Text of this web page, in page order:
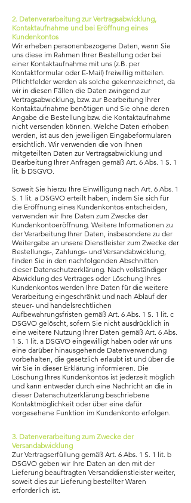
2. Datenverarbeitung zur Vertragsabwicklung,
Kontaktaufnahme und bei Eröffnung eines
Kundenkontos
Wir erheben personenbezogene Daten, wenn Sie
uns diese im Rahmen Ihrer Bestellung oder bei
einer Kontaktaufnahme mit uns (z.B. per
Kontaktformular oder E-Mail) freiwillig mitteilen.
Pflichtfelder werden als solche gekennzeichnet, da
wir in diesen Fällen die Daten zwingend zur
Vertragsabwicklung, bzw. zur Bearbeitung Ihrer
Kontaktaufnahme benötigen und Sie ohne deren
Angabe die Bestellung bzw. die Kontaktaufnahme
nicht versenden können. Welche Daten erhoben
werden, ist aus den jeweiligen Eingabeformularen
ersichtlich. Wir verwenden die von Ihnen
mitgeteilten Daten zur Vertragsabwicklung und
Bearbeitung Ihrer Anfragen gemäß Art. 6 Abs. 1 S. 1
lit. b DSGVO.
Soweit Sie hierzu Ihre Einwilligung nach Art. 6 Abs. 1
S. 1 lit. a DSGVO erteilt haben, indem Sie sich für
die Eröffnung eines Kundenkontos entscheiden,
verwenden wir Ihre Daten zum Zwecke der
Kundenkontoeröffnung. Weitere Informationen zu
der Verarbeitung Ihrer Daten, insbesondere zu der
Weitergabe an unsere Dienstleister zum Zwecke der
Bestellungs-, Zahlungs- und Versandabwicklung,
finden Sie in den nachfolgenden Abschnitten
dieser Datenschutzerklärung. Nach vollständiger
Abwicklung des Vertrages oder Löschung Ihres
Kundenkontos werden Ihre Daten für die weitere
Verarbeitung eingeschränkt und nach Ablauf der
steuer- und handelsrechtlichen
Aufbewahrungsfristen gemäß Art. 6 Abs. 1 S. 1 lit. c
DSGVO gelöscht, sofern Sie nicht ausdrücklich in
eine weitere Nutzung Ihrer Daten gemäß Art. 6 Abs.
1 S. 1 lit. a DSGVO eingewilligt haben oder wir uns
eine darüber hinausgehende Datenverwendung
vorbehalten, die gesetzlich erlaubt ist und über die
wir Sie in dieser Erklärung informieren. Die
Löschung Ihres Kundenkontos ist jederzeit möglich
und kann entweder durch eine Nachricht an die in
dieser Datenschutzerklärung beschriebene
Kontaktmöglichkeit oder über eine dafür
vorgesehene Funktion im Kundenkonto erfolgen.
3. Datenverarbeitung zum Zwecke der
Versandabwicklung
Zur Vertragserfüllung gemäß Art. 6 Abs. 1 S. 1 lit. b
DSGVO geben wir Ihre Daten an den mit der
Lieferung beauftragten Versanddienstleister weiter,
soweit dies zur Lieferung bestellter Waren
erforderlich ist.